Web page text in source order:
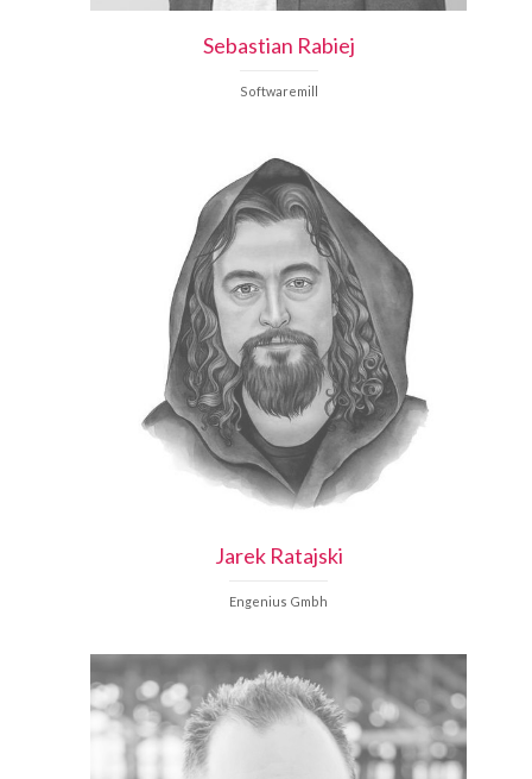
Sebastian Rabiej
Softwaremill
Jarek Ratajski
Engenius Gmbh